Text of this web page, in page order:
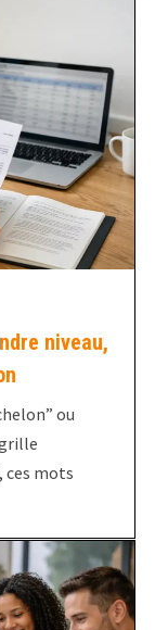
niveau,
ou
ces mots